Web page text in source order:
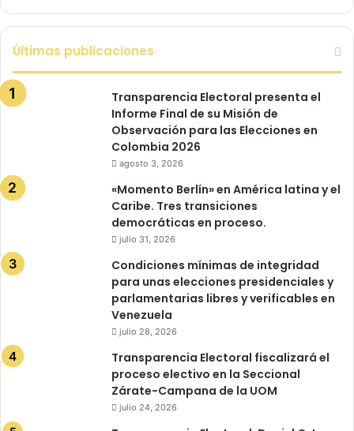
Últimas publicaciones
Transparencia Electoral presenta el
Informe Final de su Misión de
Observación para las Elecciones en
Colombia 2026
agosto 3, 2026
«Momento Berlín» en América latina y el
Caribe. Tres transiciones
democráticas en proceso.
julio 31, 2026
Condiciones mínimas de integridad
para unas elecciones presidenciales y
parlamentarias libres y verificables en
Venezuela
julio 28, 2026
Transparencia Electoral fiscalizará el
proceso electivo en la Seccional
Zárate-Campana de la UOM
julio 24, 2026